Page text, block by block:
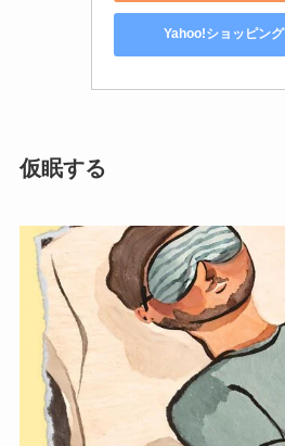
Yahoo!ショッピン
仮眠する